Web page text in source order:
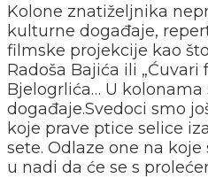
Kolone znatiželjnika
kulturne događaje,
filmske projekcije kao
Radoša Bajića ili „Ćuvari
Bjelogrlića… U kolonama
događaje.Svedoci smo
koje prave ptice selice
sete. Odlaze one na
u nadi da će se s